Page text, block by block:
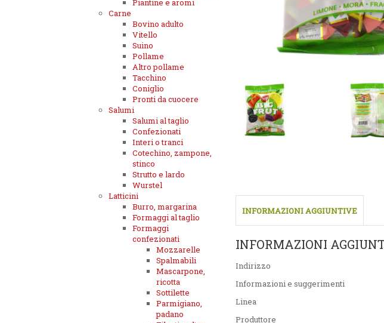
INFORMAZIONI AGGIUNTIVE
INFORMAZIONI
Indirizzo
Informazioni e suggerimenti
Linea
Produttore
Piantine e aromi
Carne
Bovino adulto
Vitello
Suino
Pollame
Altro pollame
Tacchino
Coniglio
Pronti da cuocere
Salumi
Salumi al taglio
Confezionati
Interi o tranci
Cotechino, zampone,
stinco
Strutto e lardo
Wurstel
Latticini
Burro, margarina
Formaggi al taglio
Formaggi
confezionati
Mozzarelle
Spalmabili
Mascarpone,
ricotta
Sottilette
Parmigiano,
padano